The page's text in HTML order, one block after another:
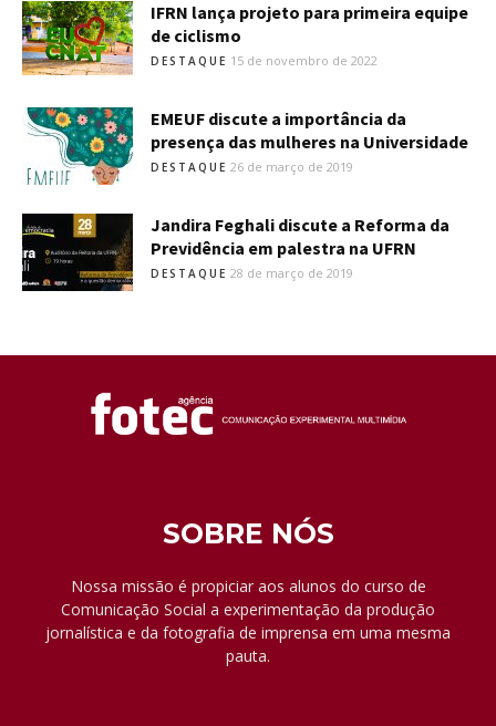
IFRN lança projeto para primeira equipe
de ciclismo
DESTAQUE 15 de novembro de 2022
EMEUF discute a importância da
presença das mulheres na Universidade
DESTAQUE 26 de março de 2019
Jandira Feghali discute a Reforma da
Previdência em palestra na UFRN
DESTAQUE 28 de março de 2019
SOBRE NÓS
Nossa missão é propiciar aos alunos do curso de
Comunicação Social a experimentação da produção
jornalística e da fotografia de imprensa em uma mesma
pauta.